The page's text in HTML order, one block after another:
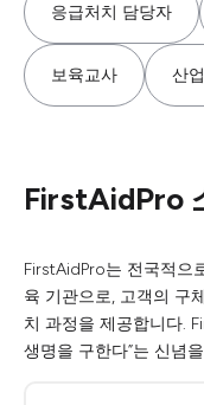
응급처치 담당자
보육교사 산
FirstAidPro
FirstAidPro는 전국적으
육 기관으로, 고객의 구
치 과정을 제공합니다.
생명을 구한다”는 신념